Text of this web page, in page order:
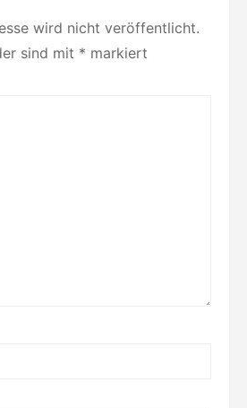
wird nicht veröffentlicht.
sind mit * markiert